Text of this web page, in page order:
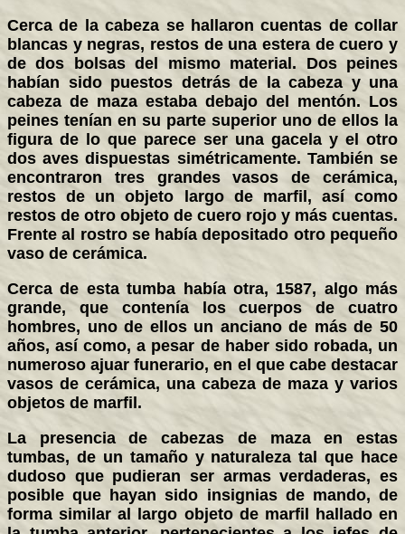
Cerca de la cabeza se hallaron cuentas de collar
blancas y negras, restos de una estera de cuero y
de dos bolsas del mismo material. Dos peines
habían sido puestos detrás de la cabeza y una
cabeza de maza estaba debajo del mentón. Los
peines tenían en su parte superior uno de ellos la
figura de lo que parece ser una gacela y el otro
dos aves dispuestas simétricamente. También se
encontraron tres grandes vasos de cerámica,
restos de un objeto largo de marfil, así como
restos de otro objeto de cuero rojo y más cuentas.
Frente al rostro se había depositado otro pequeño
vaso de cerámica.
Cerca de esta tumba había otra, 1587, algo más
grande, que contenía los cuerpos de cuatro
hombres, uno de ellos un anciano de más de 50
años, así como, a pesar de haber sido robada, un
numeroso ajuar funerario, en el que cabe destacar
vasos de cerámica, una cabeza de maza y varios
objetos de marfil.
La presencia de cabezas de maza en estas
tumbas, de un tamaño y naturaleza tal que hace
dudoso que pudieran ser armas verdaderas, es
posible que hayan sido insignias de mando, de
forma similar al largo objeto de marfil hallado en